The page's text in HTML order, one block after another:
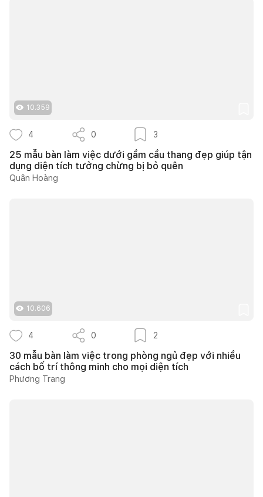
10.359
4 0 3
25 mẫu bàn làm việc dưới gầm cầu thang đẹp giúp tận
dụng diện tích tưởng chừng bị bỏ quên
Quân Hoàng
10.606
4 0 2
30 mẫu bàn làm việc trong phòng ngủ đẹp với nhiều
cách bố trí thông minh cho mọi diện tích
Phương Trang